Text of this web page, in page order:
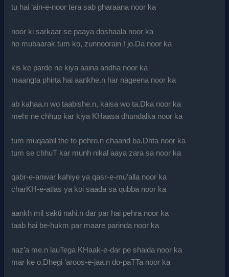
tu hai ‘ain-e-noor tera sab gharaana noor ka
noor ki sarkaar se paaya doshaala noor ka
ho mubaarak tum ko, zunnoorain ! jo.Da noor ka
kis ke parde ne kiya aaina andha noor ka
maangta phirta hai aankhe.n har nageena noor ka
ab kahaa.n wo taabishe.n, kaisa wo ta.Dka noor ka
mehr ne chhup kar kiya KHaasa dhundalka noor ka
tum muqaabil the to pehro.n chaand ba.Dhta noor ka
tum se chhuT kar munh nikal aaya zara sa noor ka
qabr-e-anwar kahiye ya qasr-e-mu’alla noor ka
charKH-e-atlas ya koi saada sa qubba noor ka
aankh mil sakti nahi.n dar par hai pehra noor ka
taab hai be-hukm par maare parinda noor ka
naz’a me.n lauTega KHaak-e-dar pe shaida noor ka
mar ke o.Dhegi ‘aroos-e-jaa.n do-paTTa noor ka